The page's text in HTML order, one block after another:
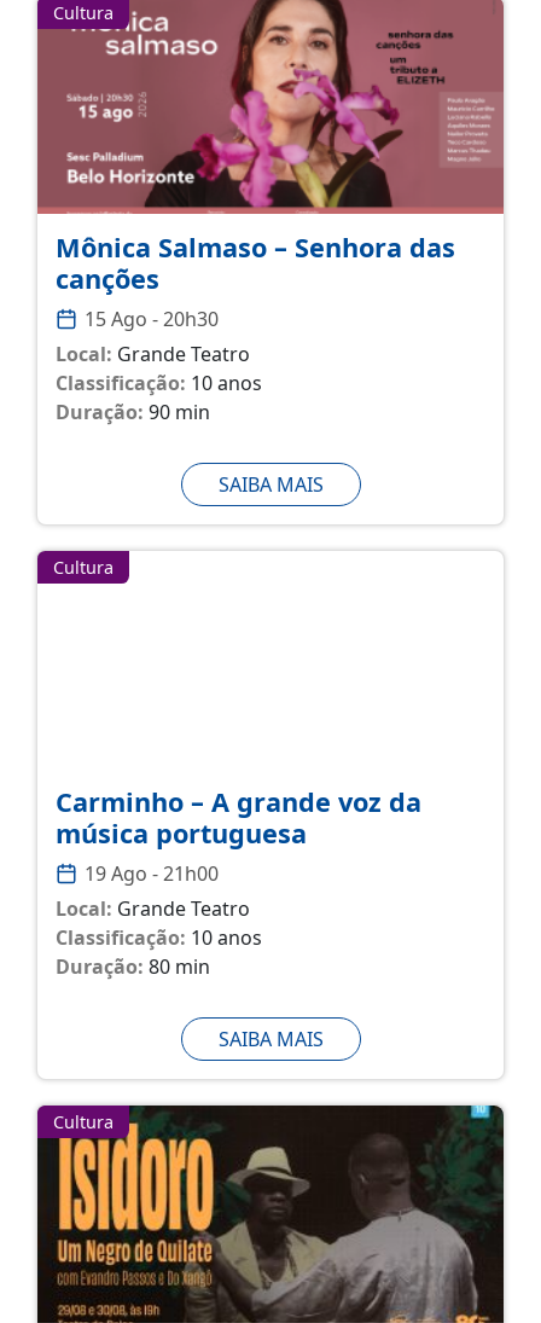
Cultura
Mônica Salmaso – Senhora das
canções
15 Ago - 20h30
Local: Grande Teatro
Classificação: 10 anos
Duração: 90 min
SAIBA MAIS
Cultura
Carminho – A grande voz da
música portuguesa
19 Ago - 21h00
Local: Grande Teatro
Classificação: 10 anos
Duração: 80 min
SAIBA MAIS
Cultura